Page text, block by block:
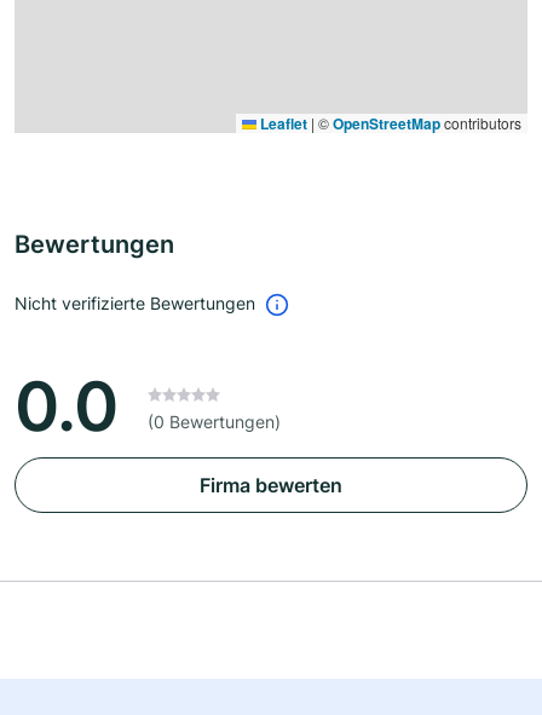
Leaflet | ©OpenStreetMapcontributors
Bewertungen
Nicht verifizierte Bewertungen
0.0 (0 Bewertungen)
Firma bewerten